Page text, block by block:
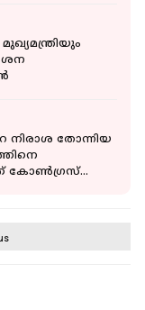
നിരാശ തോന്നിയ
കോൺഗ്രസ്